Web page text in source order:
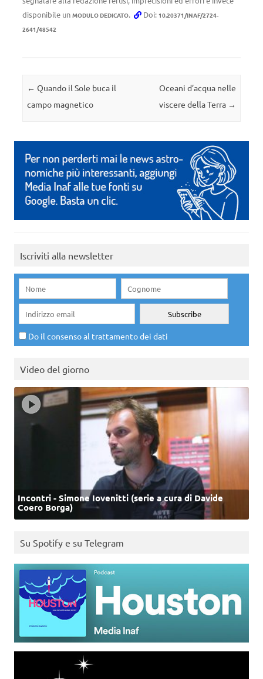
disponibile un MODULO DEDICATO. Doi: 10.20371/INAF/2724-
2641/48542
Navigazione articolo
← Quando il Sole buca il
campo magnetico
Oceani d’acqua nelle
viscere della Terra →
Iscriviti alla newsletter
Do il consenso al trattamento dei dati
Video del giorno
Incontri - Simone Iovenitti (serie a cura di Davide
Coero Borga)
Su Spotify e su Telegram